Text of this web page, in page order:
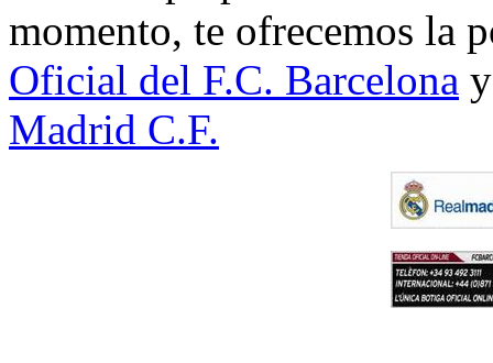
momento, te ofrecemos la
Oficial del F.C. Barcelona
Madrid C.F.